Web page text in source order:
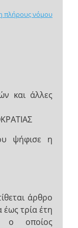
πλήρους νόμου
και άλλες
ψήφισε η
άρθρο
τρία έτη
ο οποίος